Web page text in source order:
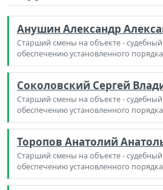
Анушин Александр
Старший смены на объекте -
обеспечению установленного
Соколовский Сергей
Старший смены на объекте -
обеспечению установленного
Торопов Анатолий
Старший смены на объекте -
обеспечению установленного